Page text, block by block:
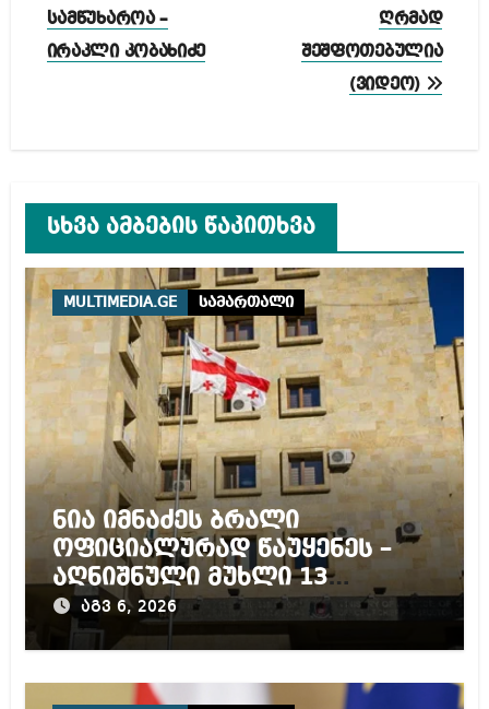
სამწუხაროა –
ირაკლი კობახიძე
ღრმად
შეშფოთებულია
(ვიდეო)
სხვა ამბების წაკითხვა
MULTIMEDIA.GE სამართალი
ნია იმნაძეს ბრალი
ოფიციალურად წაუყენეს –
აღნიშნული მუხლი 13
წლამდე პატიმრობას
ითვალისწინებს
აგვ 6, 2026